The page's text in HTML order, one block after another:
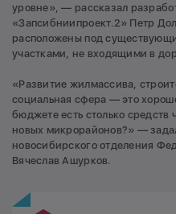
уровне», — рассказал
«Запсибниипроект.2» Петр
расположены под
участками, не входящими в
«Развитие жилмассива,
социальная сфера — это
бюджете есть столько средств
новых микрорайонов?» —
новосибирского отделения
Вячеслав Ашурков.